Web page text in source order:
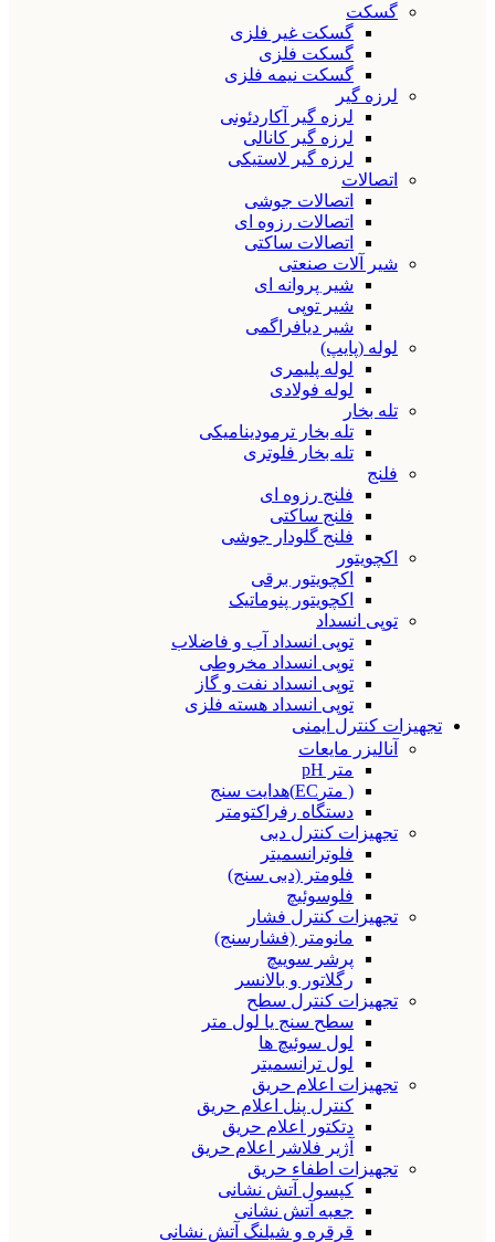
گسکت
گسکت غیر فلزی
گسکت فلزی
گسکت نیمه فلزی
لرزه گیر
لرزه گیر آکاردئونی
لرزه گیر کانالی
لرزه گیر لاستیکی
اتصالات
اتصالات جوشی
اتصالات رزوه ای
اتصالات ساکتی
شیر آلات صنعتی
شیر پروانه ای
شیر توپی
شیر دیافراگمی
لوله (پایپ)
لوله پلیمری
لوله فولادی
تله بخار
تله بخار ترمودینامیکی
تله بخار فلوتری
فلنج
فلنج رزوه ای
فلنج ساکتی
فلنج گلودار جوشی
اکچویتور
اکچویتور برقی
اکچویتور پنوماتیک
توپی انسداد
توپی انسداد آب و فاضلاب
توپی انسداد مخروطی
توپی انسداد نفت و گاز
توپی انسداد هسته فلزی
تجهیزات کنترل ایمنی
آنالیزر مایعات
متر pH
( مترEC)هدایت سنج
دستگاه رفراکتومتر
تجهیزات کنترل دبی
فلوترانسمیتر
فلومتر (دبی سنج)
فلوسوئیچ
تجهیزات کنترل فشار
مانومتر (فشارسنج)
پرشر سوییچ
رگلاتور و بالانسر
تجهیزات کنترل سطح
سطح سنج یا لول متر
لول سوئیچ ها
لول ترانسمیتر
تجهیزات اعلام حریق
کنترل پنل اعلام حریق
دتکتور اعلام حریق
آژیر فلاشر اعلام حریق
تجهیزات اطفاء حریق
کپسول آتش نشانی
جعبه آتش نشانی
قرقره و شیلنگ آتش نشانی